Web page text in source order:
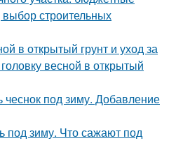
выбор строительных
в открытый грунт и уход за
весной в открытый
чеснок под зиму. Добавление
под зиму. Что сажают под